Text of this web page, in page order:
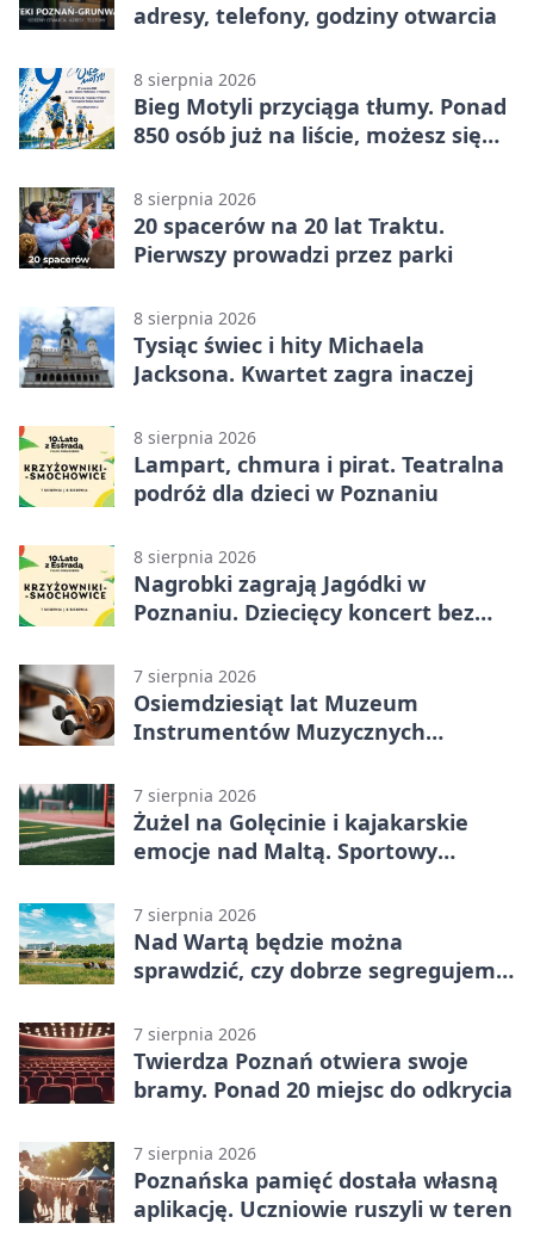
adresy, telefony, godziny otwarcia
8 sierpnia 2026
Bieg Motyli przyciąga tłumy. Ponad
850 osób już na liście, możesz się
8 sierpnia 2026
20 spacerów na 20 lat Traktu.
Pierwszy prowadzi przez parki
8 sierpnia 2026
Tysiąc świec i hity Michaela
Jacksona. Kwartet zagra inaczej
8 sierpnia 2026
Lampart, chmura i pirat. Teatralna
podróż dla dzieci w Poznaniu
8 sierpnia 2026
Nagrobki zagrają Jagódki w
Poznaniu. Dziecięcy koncert bez
7 sierpnia 2026
Osiemdziesiąt lat Muzeum
Instrumentów Muzycznych
7 sierpnia 2026
Żużel na Golęcinie i kajakarskie
emocje nad Maltą. Sportowy
7 sierpnia 2026
Nad Wartą będzie można
sprawdzić, czy dobrze segregujemy
7 sierpnia 2026
Twierdza Poznań otwiera swoje
bramy. Ponad 20 miejsc do odkrycia
7 sierpnia 2026
Poznańska pamięć dostała własną
aplikację. Uczniowie ruszyli w teren